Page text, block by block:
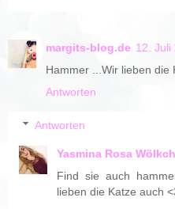
margits-blog.de 12. Juli
Hammer ...Wir lieben die
Antworten
Antworten
Yasmina Rosa
Find sie auch
lieben die Katze auch